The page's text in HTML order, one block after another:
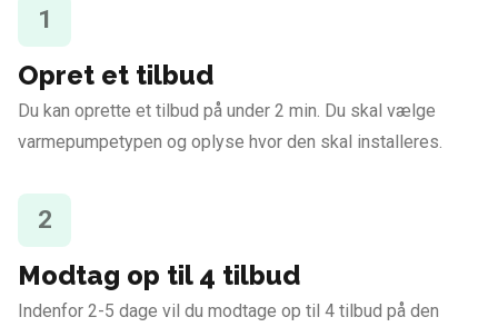
1
Opret et tilbud
Du kan oprette et tilbud på under 2 min. Du skal vælge
varmepumpetypen og oplyse hvor den skal installeres.
2
Modtag op til 4 tilbud
Indenfor 2-5 dage vil du modtage op til 4 tilbud på den